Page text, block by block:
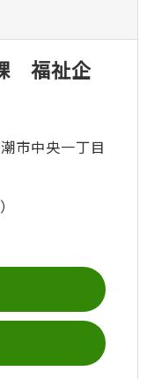
福祉企
市中央一丁目